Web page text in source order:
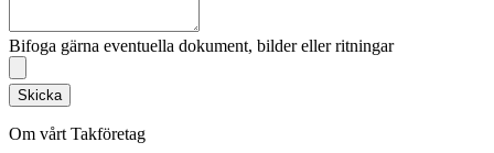
Bifoga gärna eventuella dokument, bilder eller ritningar
Skicka
Om vårt Takföretag